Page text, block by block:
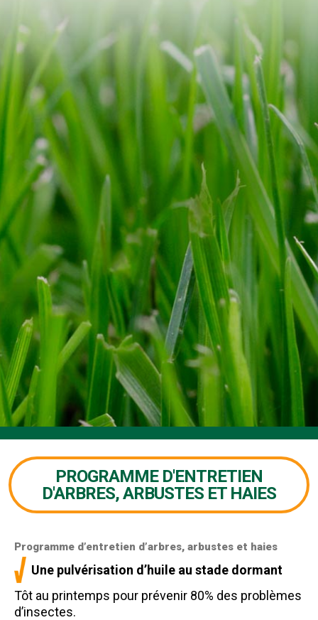
PROGRAMME D'ENTRETIEN
D'ARBRES, ARBUSTES ET HAIES
Programme d’entretien d’arbres, arbustes et haies
Une pulvérisation d’huile au stade dormant
Tôt au printemps pour prévenir 80% des problèmes
d’insectes.